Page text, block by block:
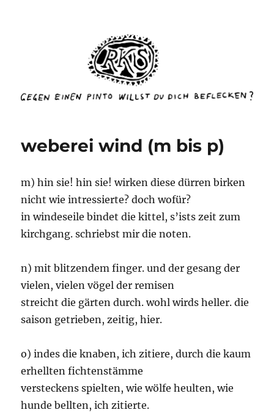
rottenkinckschow
weberei wind (m bis p)
m) hin sie! hin sie! wirken diese dürren birken
nicht wie intressierte? doch wofür?
in windeseile bindet die kittel, s’ists zeit zum
kirchgang. schriebst mir die noten.
n) mit blitzendem finger. und der gesang der
vielen, vielen vögel der remisen
streicht die gärten durch. wohl wirds heller. die
saison getrieben, zeitig, hier.
o) indes die knaben, ich zitiere, durch die kaum
erhellten fichtenstämme
versteckens spielten, wie wölfe heulten, wie
hunde bellten, ich zitierte.